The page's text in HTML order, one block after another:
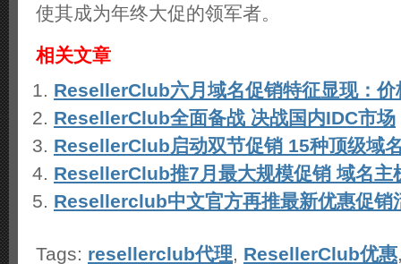
使其成为年终大促的领军者。
相关文章
ResellerClub六月域名促销特征显现：价
ResellerClub全面备战 决战国内IDC市场
ResellerClub启动双节促销 15种顶级域
ResellerClub推7月最大规模促销 域名主
Resellerclub中文官方再推最新优惠促销
Tags: resellerclub代理, ResellerClub优惠